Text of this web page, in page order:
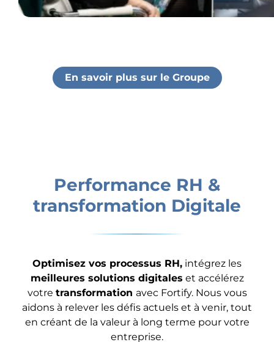
En savoir plus sur le Groupe
Performance RH &
transformation Digitale
Optimisez vos processus RH, intégrez les
meilleures solutions digitales et accélérez
votre transformation avec Fortify. Nous vous
aidons à relever les défis actuels et à venir, tout
en créant de la valeur à long terme pour votre
entreprise.